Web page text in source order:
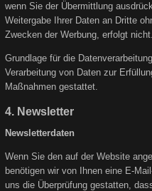
wenn Sie der Übermittlung
Weitergabe Ihrer Daten an Dritte
Zwecken der Werbung, erfolgt nicht.
Grundlage für die
Verarbeitung von Daten zur
Maßnahmen gestattet.
4. Newsletter
Newsletterdaten
Wenn Sie den auf der Website
benötigen wir von Ihnen eine E-
uns die Überprüfung gestatten,